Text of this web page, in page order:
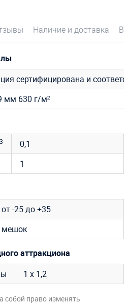
Наличие и доставка
сертифицирована и
мм 630 г/м²
3
0,1
1
от -25 до +35
мешок
аттракциона
1 х 1,2
собой право изменять